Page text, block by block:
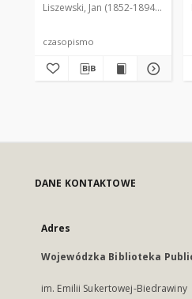
Liszewski, Jan (1852-1894). Red.
czasopismo
DANE KONTAKTOWE
Adres
Wojewódzka Biblioteka
im. Emilii Sukertowej-Biedrawiny